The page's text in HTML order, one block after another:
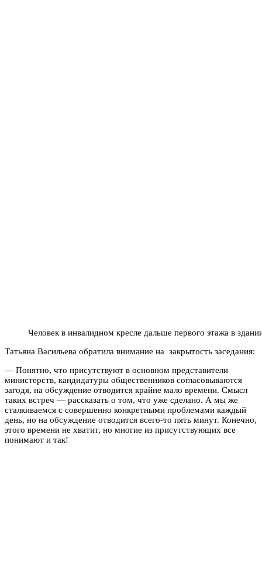
Человек в инвалидном кресле дальше первого этажа в
Татьяна Васильева обратила внимание на закрытость заседания:
— Понятно, что присутствуют в основном представители
министерств, кандидатуры общественников согласовываются
загодя, на обсуждение отводится крайне мало времени. Смысл
таких встреч — рассказать о том, что уже сделано. А мы же
сталкиваемся с совершенно конкретными проблемами каждый
день, но на обсуждение отводится всего-то пять минут. Конечно,
этого времени не хватит, но многие из присутствующих все
понимают и так!